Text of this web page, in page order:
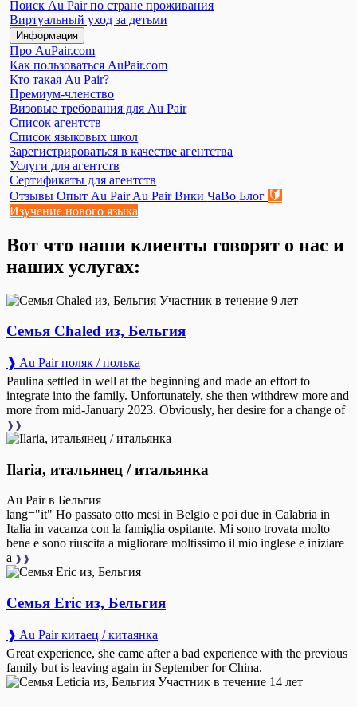
Поиск Au Pair по стране проживания
Виртуальный уход за детьми
Информация
Про AuPair.com
Как пользоваться AuPair.com
Кто такая Au Pair?
Премиум-членство
Визовые требования для Au Pair
Список агентств
Список языковых школ
Зарегистрироваться в качестве агентства
Услуги для агентств
Сертификаты для агентств
ОтзывыОпыт Au PairAu Pair ВикиЧаВоБлог 🔰
Изучение нового языка
Вот что наши клиенты говорят о нас и
наших услугах:
Участник в течение 9 лет
Семья Chaled из, Бельгия
❱ Au Pair поляк / полька
Paulina settled in well at the beginning and made an effort to
integrate into the family. Unfortunately, she then withdrew more and
more from mid-January 2023. Obviously, her desire for a change of
❱❱
Ilaria, итальянец / итальянка
Au Pair в Бельгия
lang="it" Ho passato otto mesi in Belgio e poi due in Calabria in
Italia in vacanza con la famiglia ospitante. Mi sono trovata molto
bene e sono riuscita a migliorare moltissimo il mio inglese e iniziare
a ❱❱
Семья Eric из, Бельгия
❱ Au Pair китаец / китаянка
Great experience, she came after a bad experience with the previous
family but is leaving again in September for China.
Участник в течение 14 лет